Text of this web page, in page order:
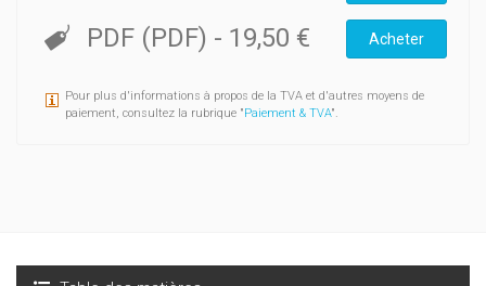
PDF (PDF) - 19,50 € Acheter
Pour plus d'informations à propos de la TVA et d'autres moyens de
paiement, consultez la rubrique "Paiement & TVA".